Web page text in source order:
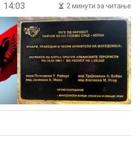
14:03 2 минути за читање